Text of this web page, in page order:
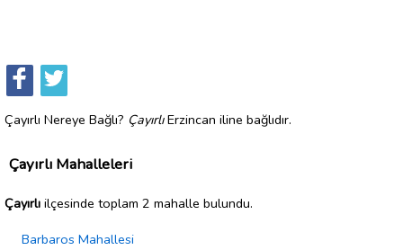
Çayırlı Nereye Bağlı? ÇayırlıErzincan iline bağlıdır.
Çayırlı Mahalleleri
Çayırlı ilçesinde toplam 2 mahalle bulundu.
Barbaros Mahallesi